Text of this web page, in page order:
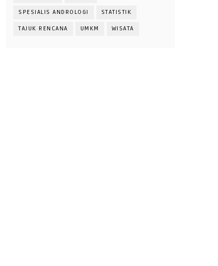
SPESIALIS ANDROLOGI STATISTIK
TAJUK RENCANA UMKM WISATA